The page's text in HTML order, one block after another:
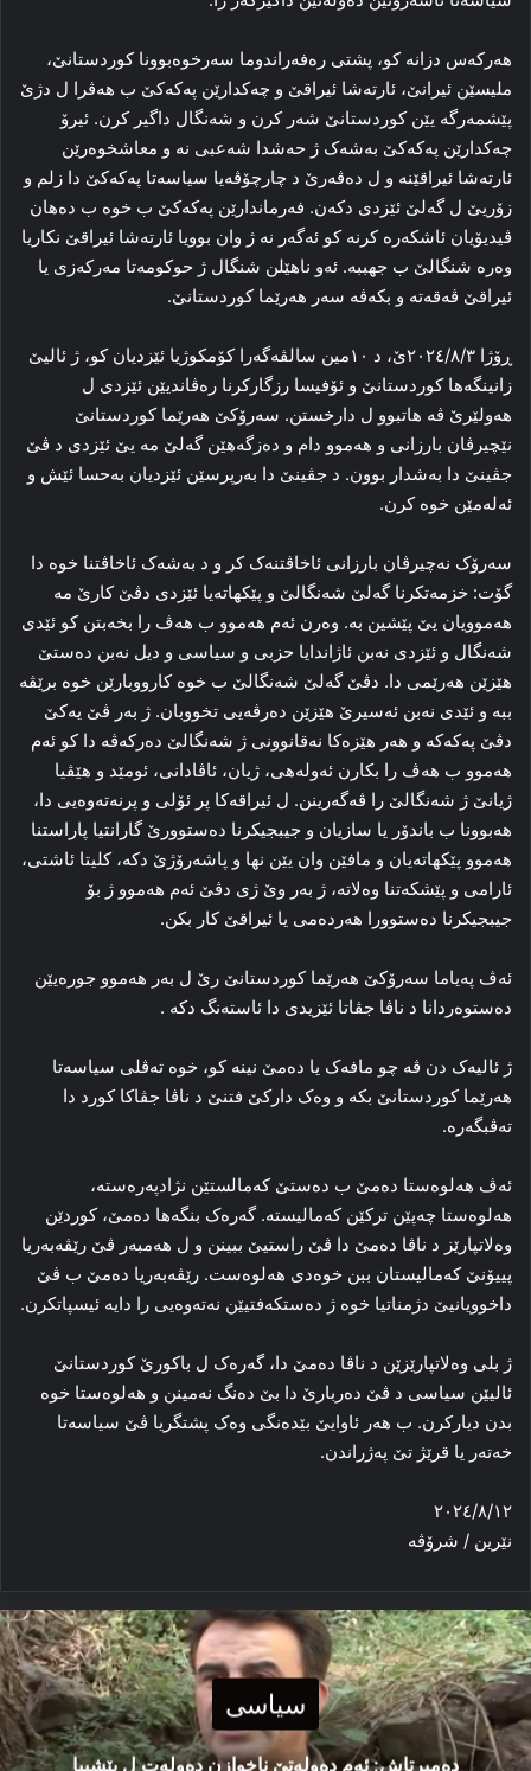
هه‌رکه‌س دزانه‌ کو، پشتی ره‌فه‌راندوما سه‌رخوه‌بوونا کوردستانێ،
ملیسێن ئیرانێ، ئارته‌شا ئیراقێ و چه‌کدارێن پەکەکێ ب هه‌ڤرا ل دژێ
پێشمه‌رگه‌ یێن کوردستانێ شه‌ر کرن و شه‌نگال داگیر کرن. ئیرۆ
چه‌کدارێن پەکەکێ به‌شه‌ک ژ حه‌شدا شه‌عبی نه‌ و معاشخوه‌رێن
ئارته‌شا ئیراقێنه‌ و ل ده‌ڤه‌رێ د چارچۆڤه‌یا سیاسه‌تا پەکەکێ دا زلم و
زۆریێ ل گه‌لێ ئێزدی دکه‌ن. فه‌رماندارێن پەکەکێ ب خوه‌ ب ده‌هان
ڤیدیۆیان ئاشکه‌ره‌ کرنه‌ کو ئه‌گه‌ر نه‌ ژ وان بوویا ئارته‌شا ئیراقێ نکاریا
وه‌رە شنگالێ ب جهببه‌. ئه‌و ناهێلن شنگال ژ حوکومه‌تا مه‌رکه‌زی یا
ئیراقێ ڤه‌قه‌ته‌ و بکه‌ڤه‌ سه‌ر هه‌رێما کوردستانێ.
ڕۆژا ٢٠٢٤/٨/٣ێ، د ۱۰مین سالڤه‌گه‌را کۆمکوژیا ئێزدیان کو، ژ ئالیێ
زانینگه‌ها کوردستانێ و ئۆفیسا رزگارکرنا ره‌ڤاندیێن ئێزدی ل
هه‌ولێرێ ڤه‌ هاتبوو ل دارخستن. سه‌رۆکێ هه‌رێما کوردستانێ
نێچیرڤان بارزانی و هه‌موو دام و ده‌زگه‌هێن گه‌لێ مه‌ یێ ئێزدی د ڤێ
جڤینێ دا به‌شدار بوون. د جڤینێ دا به‌رپرسێن ئێزدیان به‌حسا ئێش و
ئه‌له‌مێن خوه‌ کرن.
سه‌رۆک نه‌چیرڤان بارزانی ئاخاڤتنه‌ک کر و د به‌شه‌ک ئاخاڤتنا خوه‌ دا
گۆت: خزمه‌تکرنا گه‌لێ شه‌نگالێ و پێکهاته‌یا ئێزدی دڤێ کارێ مه‌
هه‌موویان یێ پێشین به‌. وه‌رن ئه‌م هه‌موو ب هه‌ڤ را بخه‌بتن کو ئێدی
شه‌نگال و ئێزدی نه‌بن ئاژاندایا حزبی و سیاسی و دیل نه‌بن ده‌ستێ
هێزێن هه‌رێمی دا. دڤێ گه‌لێ شه‌نگالێ ب خوه‌ کارووبارێن خوه‌ برێڤه‌
ببه‌ و ئێدی نه‌بن ئه‌سیرێ هێزێن ده‌رڤه‌یی تخووبان. ژ به‌ر ڤێ یه‌کێ
دڤێ پەکەکە و هه‌ر هێزه‌کا نه‌قانوونی ژ شه‌نگالێ ده‌رکه‌ڤه‌ دا کو ئه‌م
هه‌موو ب هه‌ڤ را بکارن ئه‌وله‌هی، ژیان، ئاڤادانی، ئومێد و هێڤیا
ژیانێ ژ شه‌نگالێ را ڤه‌گه‌رینن. ل ئیراقه‌کا پر ئۆلی و پرنه‌ته‌وه‌یی دا،
هه‌بوونا ب باندۆر یا سازیان و جیبجیکرنا ده‌ستوورێ گارانتیا پاراستنا
هه‌موو پێکهاته‌یان و مافێن وان یێن نها و پاشه‌رۆژێ دکه‌، کلیتا ئاشتی،
ئارامی و پێشکه‌تنا وه‌لاته‌، ژ به‌ر وێ ژی دڤێ ئه‌م هه‌موو ژ بۆ
جیبجیکرنا ده‌ستوورا هه‌رده‌می یا ئیراقێ کار بکن.
ئه‌ڤ په‌یاما سه‌رۆکێ هه‌رێما کوردستانێ رێ ل به‌ر هه‌موو جوره‌یێن
ده‌ستوه‌ردانا د ناڤا جڤاتا ئێزیدی دا ئاسته‌نگ دکه‌ .
ژ ئالیه‌ک دن ڤه‌ چو مافه‌ک یا ده‌مێ نینە کو، خوه‌ ته‌ڤلی سیاسه‌تا
هه‌رێما کوردستانێ بکه‌ و وه‌ک دارکێ فتنێ د ناڤا جڤاکا کورد دا
ته‌ڤبگه‌ره‌.
ئه‌ڤ هه‌لوه‌ستا ده‌مێ ب ده‌ستێ که‌مالستێن نژادپه‌ره‌سته‌،
هه‌لوه‌ستا چه‌پێن ترکێن که‌مالیسته‌. گه‌ره‌ک بنگه‌ها ده‌مێ، کوردێن
وه‌لاتپارێز د ناڤا ده‌مێ دا ڤێ راستیێ ببینن و ل هەمبه‌ر ڤێ رێڤه‌به‌ریا
پییۆنێ که‌مالیستان ببن خوه‌دی هه‌لوه‌ست. رێڤه‌به‌ریا ده‌مێ ب ڤێ
داخوویانیێ دژمناتیا خوه‌ ژ ده‌ستکه‌فتیێن نه‌ته‌وه‌یی را دایه‌ ئیسپاتکرن.
ژ بلی وه‌لاتپارێزێن د ناڤا ده‌مێ دا، گه‌ره‌ک ل باکورێ کوردستانێ
ئالیێن سیاسی د ڤێ ده‌ربارێ دا بێ ده‌نگ نه‌مینن و هه‌لوه‌ستا خوه‌
بدن دیارکرن. ب هه‌ر ئاوایێ بێده‌نگی وه‌ک پشتگریا ڤێ سیاسه‌تا
خه‌ته‌ر یا قرێژ تێ په‌ژراندن.
٢٠٢٤/٨/١٢
نێرین / شرۆڤه‌
سیاسی
دەمیرتاش: ئەم دەولەتێ ناخوازن دەولەت ل پێشییا